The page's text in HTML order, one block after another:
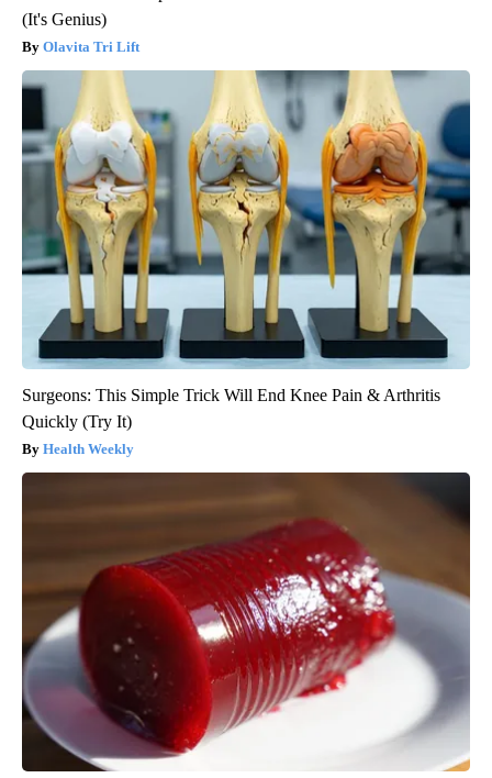
(It's Genius)
Olavita Tri Lift
Surgeons: This Simple Trick Will End Knee Pain & Arthritis
Quickly (Try It)
Health Weekly